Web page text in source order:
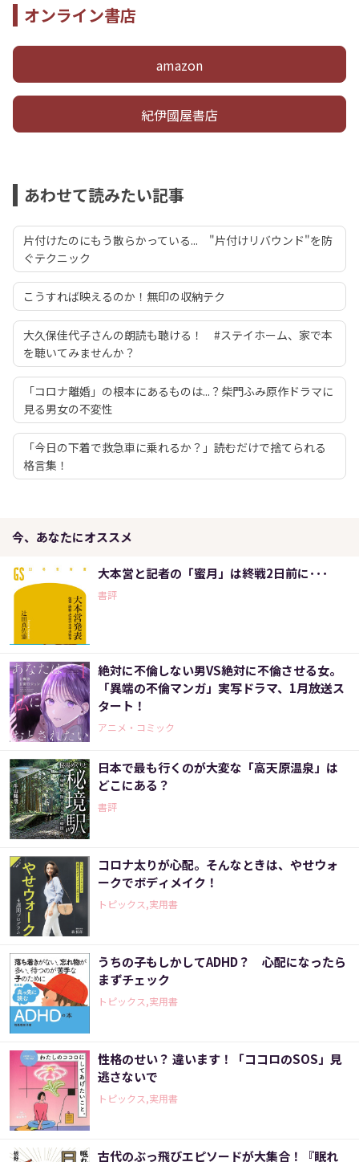
オンライン書店
amazon
紀伊國屋書店
あわせて読みたい記事
片付けたのにもう散らかっている... "片付けリバウンド"を防
ぐテクニック
こうすれば映えるのか！無印の収納テク
大久保佳代子さんの朗読も聴ける！ #ステイホーム、家で本
を聴いてみませんか？
「コロナ離婚」の根本にあるものは...？柴門ふみ原作ドラマに
見る男女の不変性
「今日の下着で救急車に乗れるか？」――読むだけで捨てられる
格言集！
今、あなたにオススメ
大本営と記者の「蜜月」は終戦2日前に･･･
書評
絶対に不倫しない男VS絶対に不倫させる女。
「異端の不倫マンガ」実写ドラマ、1月放送ス
タート！
アニメ・コミック
日本で最も行くのが大変な「高天原温泉」は
どこにある？
書評
コロナ太りが心配。そんなときは、やせウォ
ークでボディメイク！
トピックス,実用書
うちの子もしかしてADHD？ 心配になったら
まずチェック
トピックス,実用書
性格のせい？ 違います！「ココロのSOS」見
逃さないで
トピックス,実用書
古代のぶっ飛びエピソードが大集合！『眠れ